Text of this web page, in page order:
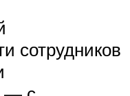
сотрудников